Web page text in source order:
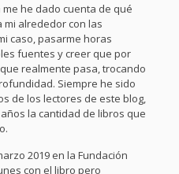
he dado cuenta de qué
alrededor con las
caso, pasarme horas
fuentes y creer que por
realmente pasa, trocando
Siempre he sido
de los lectores de este blog,
la cantidad de libros que
2019 en la Fundación
con el libro pero